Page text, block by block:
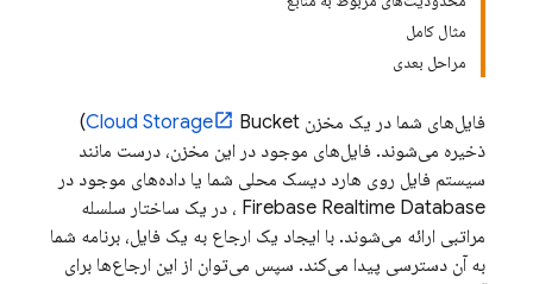
مثال کامل
مراحل بعدی
فایل‌های شما در یک مخزن Cloud Storage
Bucket)
ذخیره می‌شوند. فایل‌های موجود در این مخزن، درست مانند
سیستم فایل روی هارد دیسک محلی شما یا داده‌های موجود در
Firebase Realtime Database ، در یک ساختار سلسله
مراتبی ارائه می‌شوند. با ایجاد یک ارجاع به یک فایل، برنامه شما
به آن دسترسی پیدا می‌کند. سپس می‌توان از این ارجاع‌ها برای